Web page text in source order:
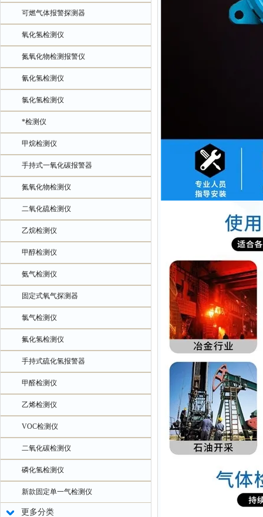
可燃气体报警探测器
氧化氢检测仪
氮氧化物检测报警仪
氰化氢检测仪
氯化氢检测仪
*检测仪
甲烷检测仪
手持式一氧化碳报警器
氮氧化物检测仪
二氧化硫检测仪
乙烷检测仪
甲醇检测仪
氨气检测仪
固定式氧气探测器
氯气检测仪
氟化氢检测仪
手持式硫化氢报警器
甲醛检测仪
乙烯检测仪
VOC检测仪
二氧化碳检测仪
磷化氢检测仪
新款固定单一气检测仪
更多分类